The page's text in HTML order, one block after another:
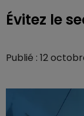
Évitez le
Publié : 12